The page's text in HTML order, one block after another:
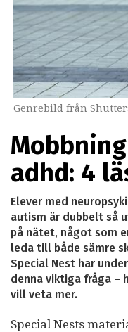
Genrebild från
adhd: 4
Elever med
autism är dubbelt så
på nätet, något som
leda till både sämre
Special Nest har
denna viktiga fråga –
vill veta mer.
Special Nests